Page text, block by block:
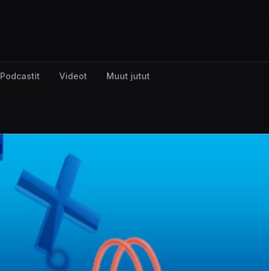
Podcastit Videot Muut jutut